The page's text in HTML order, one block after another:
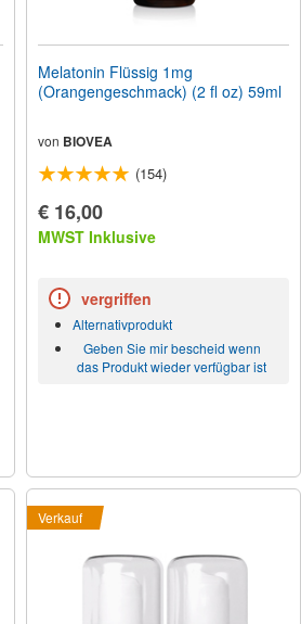
Melatonin Flüssig 1mg
(Orangengeschmack) (2 fl oz) 59ml
von BIOVEA
(154)
€ 16,00
MWST Inklusive
vergriffen
Alternativprodukt
Geben Sie mir bescheid wenn
das Produkt wieder verfügbar ist
Verkauf